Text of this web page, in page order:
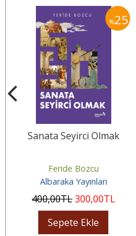
%25
Sanata Seyirci Olmak
Feride Bozcu
Albaraka Yayınları
400,00TL300,00TL
Sepete Ekle